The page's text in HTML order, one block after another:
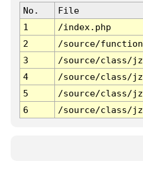
No. File
1
/index.php
2
/source/
3
/source/class/
4
/source/class/
5
/source/class/
6
/source/class/